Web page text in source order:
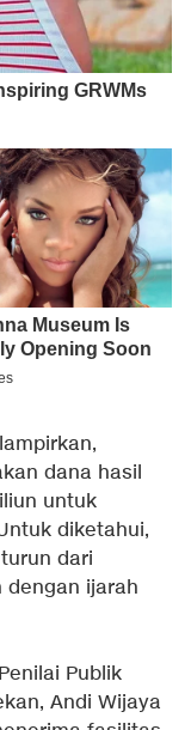
dana hasil
untuk
diketahui,
dari
dengan ijarah
Publik
Andi Wijaya